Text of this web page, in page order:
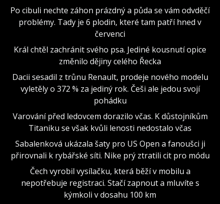
Po cibuli nechte záhon prázdný a půda se vám odvděčí
problémy. Tady je 6 plodin, které tam patří hned v
červenci
Král chtěl zachránit svého psa. Jediné kousnutí opice
změnilo dějiny celého Řecka
Dacii sesadil z trůnu Renault, prodeje nového modelu
vyletěly o 372 % za jediný rok. Češi ale jedou svojí
pohádku
Varování před ledovcem dorazilo včas. K důstojníkům
Titaniku se však kvůli lenosti nedostalo včas
Sabalenková ukázala šaty pro US Open a fanoušci ji
přirovnali k rybářské síti. Nike prý ztratili cit pro módu
Čech vyrobil vysílačku, která běží v mobilu a
nepotřebuje registraci. Stačí zapnout a mluvíte s
kýmkoli v dosahu 100 km